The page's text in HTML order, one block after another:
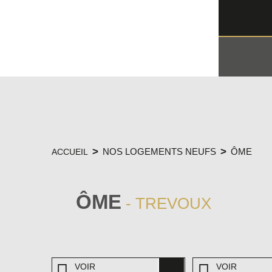
ACCUEIL NOS LOGEMENTS NEUFS ÔME
ÔME - TREVOUX
VOIR
VOIR